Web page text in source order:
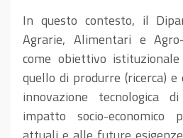
In questo contesto, il
Agrarie, Alimentari e
come obiettivo istituzionale
quello di produrre (ricerca)
innovazione tecnologica
impatto socio-economico